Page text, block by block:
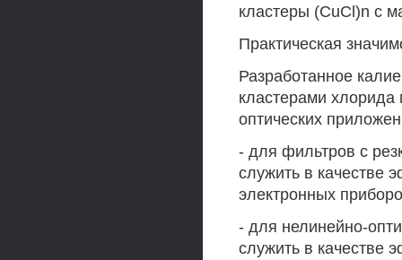
кластеры (CuCl)n с
Практическая
Разработанное
кластерами
оптических
- для фильтров с
служить в качестве
электронных
- для нелинейно-
служить в качестве